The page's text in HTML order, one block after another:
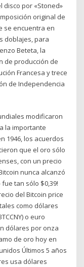
disco por «Stoned»
original de
se encuentra en
doblajes, para
Beteta, la
de producción de
Francesa y trece
de Independencia
modificaron
la importante
1946, los acuerdos
que el oro sólo
con un precio
nunca alcanzó
fue tan sólo $0,39!
del Bitcoin price
como dólares
o euro
dólares por onza
de oro hoy en
Últimos 5 años
usa dólares